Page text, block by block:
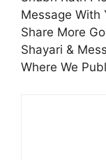
Message With
Share More
Shayari &
Where We